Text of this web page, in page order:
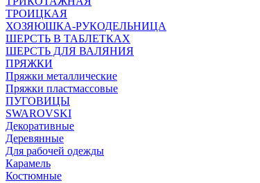
ТРОИЦКАЯ
ХОЗЯЮШКА-РУКОДЕЛЬНИЦА
ШЕРСТЬ В ТАБЛЕТКАХ
ШЕРСТЬ ДЛЯ ВАЛЯНИЯ
ПРЯЖКИ
Пряжки металлические
Пряжки пластмассовые
ПУГОВИЦЫ
SWAROVSKI
Декоративные
Деревянные
Для рабочей одежды
Карамель
Костюмные